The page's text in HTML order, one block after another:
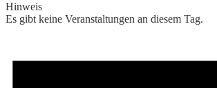
Hinweis
Es gibt keine Veranstaltungen an diesem Tag.